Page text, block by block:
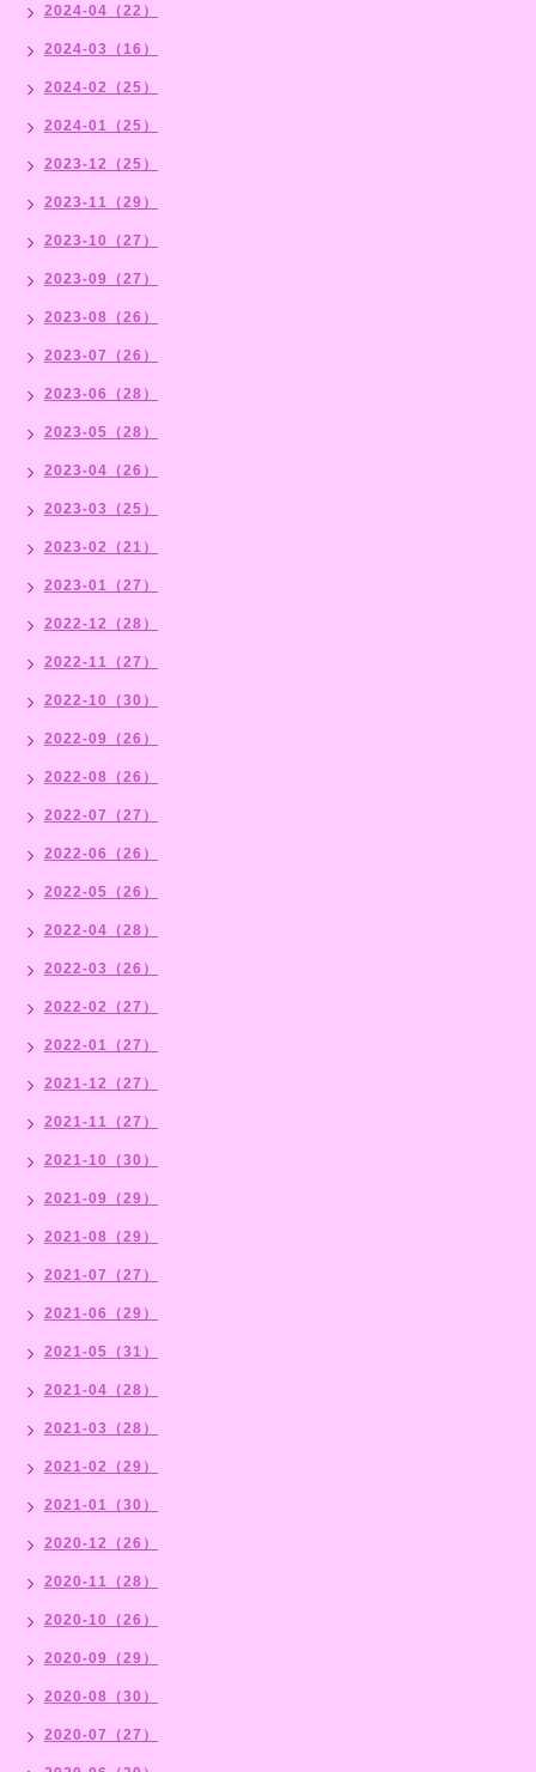
2024-04（22）
2024-03（16）
2024-02（25）
2024-01（25）
2023-12（25）
2023-11（29）
2023-10（27）
2023-09（27）
2023-08（26）
2023-07（26）
2023-06（28）
2023-05（28）
2023-04（26）
2023-03（25）
2023-02（21）
2023-01（27）
2022-12（28）
2022-11（27）
2022-10（30）
2022-09（26）
2022-08（26）
2022-07（27）
2022-06（26）
2022-05（26）
2022-04（28）
2022-03（26）
2022-02（27）
2022-01（27）
2021-12（27）
2021-11（27）
2021-10（30）
2021-09（29）
2021-08（29）
2021-07（27）
2021-06（29）
2021-05（31）
2021-04（28）
2021-03（28）
2021-02（29）
2021-01（30）
2020-12（26）
2020-11（28）
2020-10（26）
2020-09（29）
2020-08（30）
2020-07（27）